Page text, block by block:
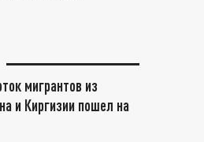
мигрантов из
и Киргизии пошел на